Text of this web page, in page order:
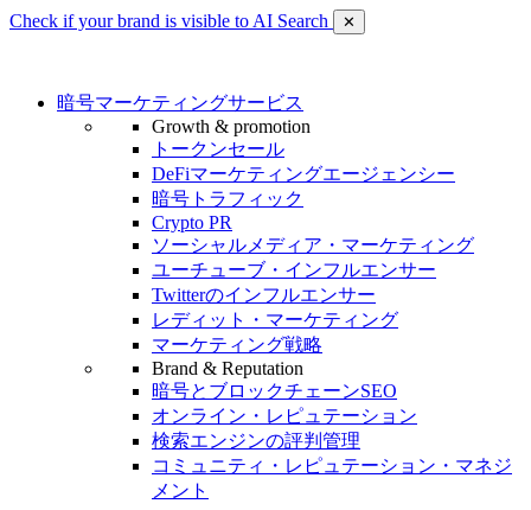
Check if your brand is visible to AI Search ✕
暗号マーケティングサービス
Growth & promotion
トークンセール
DeFiマーケティングエージェンシー
暗号トラフィック
Crypto PR
ソーシャルメディア・マーケティング
ユーチューブ・インフルエンサー
Twitterのインフルエンサー
レディット・マーケティング
マーケティング戦略
Brand & Reputation
暗号とブロックチェーンSEO
オンライン・レピュテーション
検索エンジンの評判管理
コミュニティ・レピュテーション・マネジ
メント